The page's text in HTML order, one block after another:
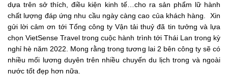
dựa trên sở thích, điều kiện kinh tế…cho ra sản phẩm lữ hành
chất lượng đáp ứng nhu cầu ngày càng cao của khách hàng. Xin
gửi lời cảm ơn tới Tổng công ty Vận tải thuỷ đã tin tưởng và lựa
chọn VietSense Travel trong cuộc hành trình tới Thái Lan trong kỳ
nghỉ hè năm 2022. Mong rằng trong tương lai 2 bên công ty sẽ có
nhiều mối lương duyên trên nhiều chuyến du lịch trong và ngoài
nước tốt đẹp hơn nữa.